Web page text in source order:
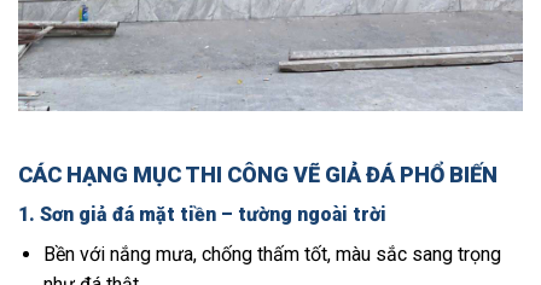
CÁC HẠNG MỤC THI CÔNG VẼ GIẢ ĐÁ PHỔ BIẾN
1. Sơn giả đá mặt tiền – tường ngoài trời
Bền với nắng mưa, chống thấm tốt, màu sắc sang trọng